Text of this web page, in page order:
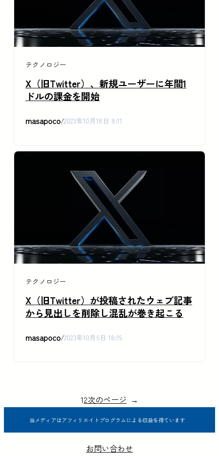
テクノロジー
X（旧Twitter）、新規ユーザーに年間1
ドルの課金を開始
masapoco/2023年10月18日 8:11
テクノロジー
X（旧Twitter）が投稿されたウェブ記事
から見出しを削除し混乱が巻き起こる
masapoco/2023年10月6日 18:19
12次のページ →
当メディアはアフィリエイトプログラムによる収益を得ています
お問い合わせ